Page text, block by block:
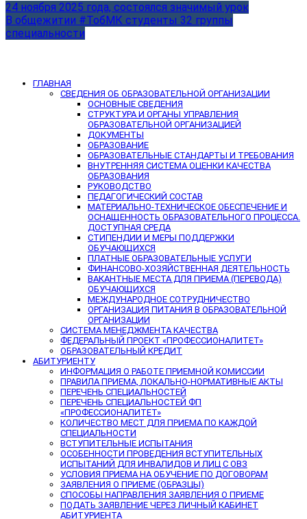
24 ноября 2025 года, состоялся значимый урок
В общежитии #ТобМК студенты 32 группы
специальности
ГЛАВНАЯ
СВЕДЕНИЯ ОБ ОБРАЗОВАТЕЛЬНОЙ ОРГАНИЗАЦИИ
ОСНОВНЫЕ СВЕДЕНИЯ
СТРУКТУРА И ОРГАНЫ УПРАВЛЕНИЯ
ОБРАЗОВАТЕЛЬНОЙ ОРГАНИЗАЦИЕЙ
ДОКУМЕНТЫ
ОБРАЗОВАНИЕ
ОБРАЗОВАТЕЛЬНЫЕ СТАНДАРТЫ И ТРЕБОВАНИЯ
ВНУТРЕННЯЯ СИСТЕМА ОЦЕНКИ КАЧЕСТВА
ОБРАЗОВАНИЯ
РУКОВОДСТВО
ПЕДАГОГИЧЕСКИЙ СОСТАВ
МАТЕРИАЛЬНО-ТЕХНИЧЕСКОЕ ОБЕСПЕЧЕНИЕ И
ОСНАЩЕННОСТЬ ОБРАЗОВАТЕЛЬНОГО ПРОЦЕССА.
ДОСТУПНАЯ СРЕДА
СТИПЕНДИИ И МЕРЫ ПОДДЕРЖКИ
ОБУЧАЮЩИХСЯ
ПЛАТНЫЕ ОБРАЗОВАТЕЛЬНЫЕ УСЛУГИ
ФИНАНСОВО-ХОЗЯЙСТВЕННАЯ ДЕЯТЕЛЬНОСТЬ
ВАКАНТНЫЕ МЕСТА ДЛЯ ПРИЕМА (ПЕРЕВОДА)
ОБУЧАЮЩИХСЯ
МЕЖДУНАРОДНОЕ СОТРУДНИЧЕСТВО
ОРГАНИЗАЦИЯ ПИТАНИЯ В ОБРАЗОВАТЕЛЬНОЙ
ОРГАНИЗАЦИИ
СИСТЕМА МЕНЕДЖМЕНТА КАЧЕСТВА
ФЕДЕРАЛЬНЫЙ ПРОЕКТ «ПРОФЕССИОНАЛИТЕТ»
ОБРАЗОВАТЕЛЬНЫЙ КРЕДИТ
АБИТУРИЕНТУ
ИНФОРМАЦИЯ О РАБОТЕ ПРИЕМНОЙ КОМИССИИ
ПРАВИЛА ПРИЕМА, ЛОКАЛЬНО-НОРМАТИВНЫЕ АКТЫ
ПЕРЕЧЕНЬ СПЕЦИАЛЬНОСТЕЙ
ПЕРЕЧЕНЬ СПЕЦИАЛЬНОСТЕЙ ФП
«ПРОФЕССИОНАЛИТЕТ»
КОЛИЧЕСТВО МЕСТ ДЛЯ ПРИЕМА ПО КАЖДОЙ
СПЕЦИАЛЬНОСТИ
ВСТУПИТЕЛЬНЫЕ ИСПЫТАНИЯ
ОСОБЕННОСТИ ПРОВЕДЕНИЯ ВСТУПИТЕЛЬНЫХ
ИСПЫТАНИЙ ДЛЯ ИНВАЛИДОВ И ЛИЦ С ОВЗ
УСЛОВИЯ ПРИЕМА НА ОБУЧЕНИЕ ПО ДОГОВОРАМ
ЗАЯВЛЕНИЯ О ПРИЕМЕ (ОБРАЗЦЫ)
СПОСОБЫ НАПРАВЛЕНИЯ ЗАЯВЛЕНИЯ О ПРИЕМЕ
ПОДАТЬ ЗАЯВЛЕНИЕ ЧЕРЕЗ ЛИЧНЫЙ КАБИНЕТ
АБИТУРИЕНТА